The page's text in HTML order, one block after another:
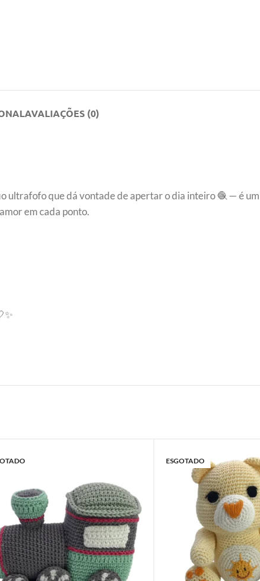
AVALIAÇÕES (0)
ultrafofo que dá vontade de apertar o dia inteiro 🧶 — é
em cada ponto.
ESGOTADO